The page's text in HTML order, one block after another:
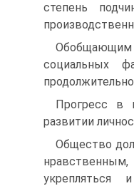
степень
социальных
Прогресс в
развитии
Общество
укрепляться